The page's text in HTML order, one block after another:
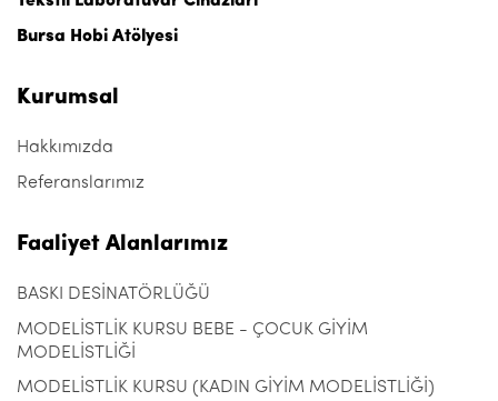
Bursa Hobi Atölyesi
Kurumsal
Hakkımızda
Referanslarımız
Faaliyet Alanlarımız
BASKI DESİNATÖRLÜĞÜ
MODELİSTLİK KURSU BEBE - ÇOCUK GİYİM
MODELİSTLİĞİ
MODELİSTLİK KURSU (KADIN GİYİM MODELİSTLİĞİ)